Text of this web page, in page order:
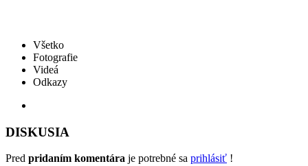
Všetko
Fotografie
Videá
Odkazy
DISKUSIA
Pred pridaním komentára je potrebné sa prihlásiť !